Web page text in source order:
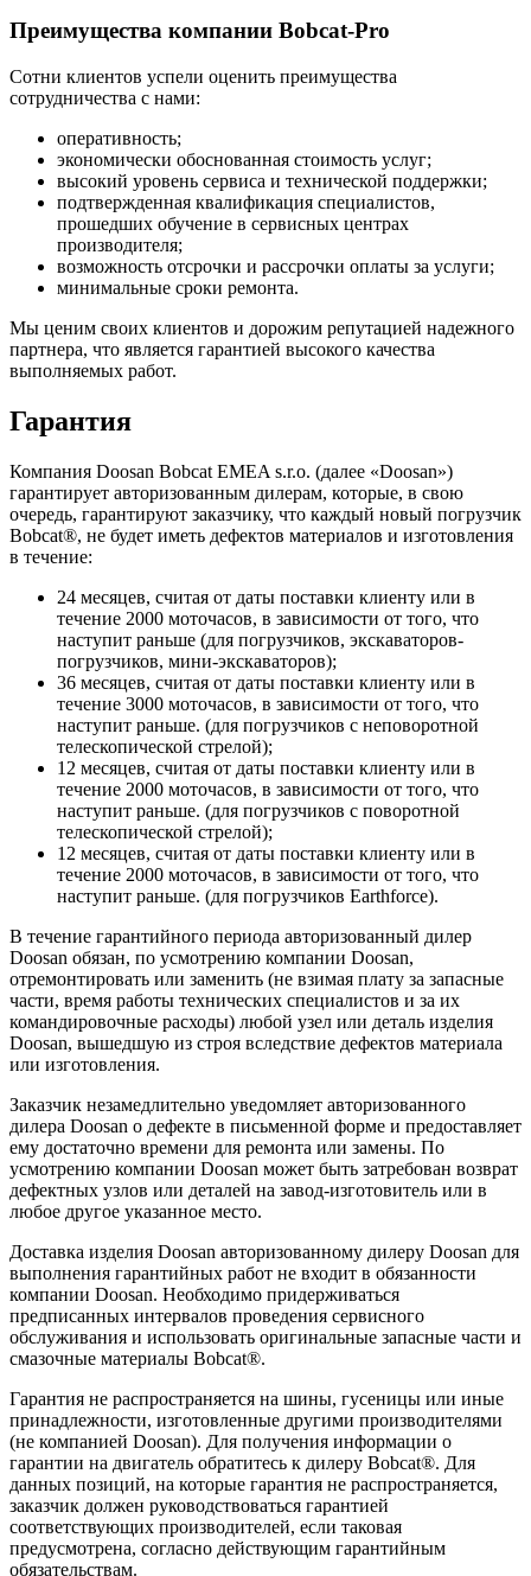
Преимущества компании Bobcat-Pro
Сотни клиентов успели оценить преимущества
сотрудничества с нами:
оперативность;
экономически обоснованная стоимость услуг;
высокий уровень сервиса и технической поддержки;
подтвержденная квалификация специалистов,
прошедших обучение в сервисных центрах
производителя;
возможность отсрочки и рассрочки оплаты за услуги;
минимальные сроки ремонта.
Мы ценим своих клиентов и дорожим репутацией надежного
партнера, что является гарантией высокого качества
выполняемых работ.
Гарантия
Компания Doosan Bobcat EMEA s.r.o. (далее «Doosan»)
гарантирует авторизованным дилерам, которые, в свою
очередь, гарантируют заказчику, что каждый новый погрузчик
Bobcat®, не будет иметь дефектов материалов и изготовления
в течение:
24 месяцев, считая от даты поставки клиенту или в
течение 2000 моточасов, в зависимости от того, что
наступит раньше (для погрузчиков, экскаваторов-
погрузчиков, мини-экскаваторов);
36 месяцев, считая от даты поставки клиенту или в
течение 3000 моточасов, в зависимости от того, что
наступит раньше. (для погрузчиков с неповоротной
телескопической стрелой);
12 месяцев, считая от даты поставки клиенту или в
течение 2000 моточасов, в зависимости от того, что
наступит раньше. (для погрузчиков с поворотной
телескопической стрелой);
12 месяцев, считая от даты поставки клиенту или в
течение 2000 моточасов, в зависимости от того, что
наступит раньше. (для погрузчиков Earthforce).
В течение гарантийного периода авторизованный дилер
Doosan обязан, по усмотрению компании Doosan,
отремонтировать или заменить (не взимая плату за запасные
части, время работы технических специалистов и за их
командировочные расходы) любой узел или деталь изделия
Doosan, вышедшую из строя вследствие дефектов материала
или изготовления.
Заказчик незамедлительно уведомляет авторизованного
дилера Doosan о дефекте в письменной форме и предоставляет
ему достаточно времени для ремонта или замены. По
усмотрению компании Doosan может быть затребован возврат
дефектных узлов или деталей на завод-изготовитель или в
любое другое указанное место.
Доставка изделия Doosan авторизованному дилеру Doosan для
выполнения гарантийных работ не входит в обязанности
компании Doosan. Необходимо придерживаться
предписанных интервалов проведения сервисного
обслуживания и использовать оригинальные запасные части и
смазочные материалы Bobcat®.
Гарантия не распространяется на шины, гусеницы или иные
принадлежности, изготовленные другими производителями
(не компанией Doosan). Для получения информации о
гарантии на двигатель обратитесь к дилеру Bobcat®. Для
данных позиций, на которые гарантия не распространяется,
заказчик должен руководствоваться гарантией
соответствующих производителей, если таковая
предусмотрена, согласно действующим гарантийным
обязательствам.